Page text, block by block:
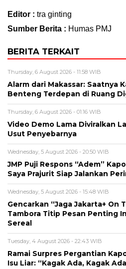
Editor : tra ginting
Sumber Berita : Humas PMJ
BERITA TERKAIT
Thursday, 6 August 2026 - 11:58 WIB
Alarm dari Makassar: Saatnya
Benteng Terdepan di Ruang
Thursday, 6 August 2026 - 01:16 WIB
Video Demo Lama Diviralkan
Usut Penyebarnya
Wednesday, 5 August 2026 - 20:50 WIB
JMP Puji Respons “Adem”
Saya Prajurit Siap Jalankan
Wednesday, 5 August 2026 - 15:48 WIB
Gencarkan “Jaga Jakarta+ On
Tambora Titip Pesan Penting
Sereal
Tuesday, 4 August 2026 - 22:43 WIB
Ramai Surpres Pergantian
Isu Liar: “Kagak Ada, Kagak